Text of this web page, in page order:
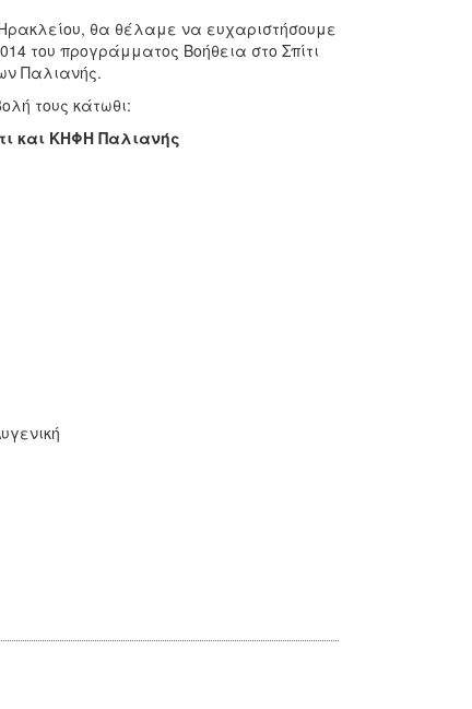
θα θέλαμε να ευχαριστήσουμε
του προγράμματος Βοήθεια στο Σπίτι
Παλιανής.
τους κάτωθι:
και ΚΗΦΗ Παλιανής